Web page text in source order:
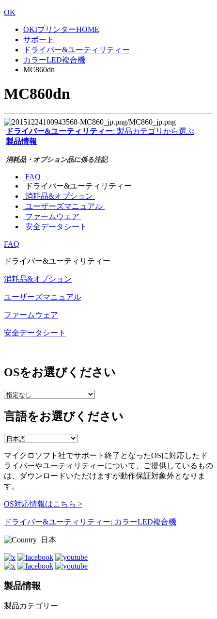
OK
OKIプリンターHOME
サポート
ドライバー&ユーティリティー
カラーLED複合機
MC860dn
MC860dn
ドライバー&ユーティリティー: 製品カテゴリから選ぶ
製品情報
消耗品・オプション品に係る注記
FAQ
ドライバー&ユーティリティー
消耗品&オプション
ユーザーズマニュアル
ファームウェア
安全データシート
FAQ
ドライバー&ユーティリティー
消耗品&オプション
ユーザーズマニュアル
ファームウェア
安全データシート
OSをお選びください
言語をお選びください
マイクロソフト社でサポート終了となったOSに対応したド
ライバーやユーティリティーについて、ご提供しているもの
は、ダウンロードいただけますが動作保証対象外となりま
す。
OS対応情報はこちら >
ドライバー&ユーティリティー: カラーLED複合機
日本
製品情報
製品カテゴリー